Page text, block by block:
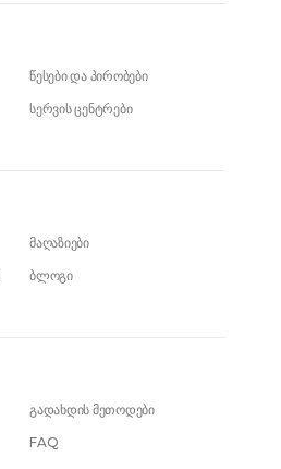
მაღაზიები
ბლოგი
წესები და პირობები
სერვის ცენტრები
გადახდის მეთოდები
FAQ